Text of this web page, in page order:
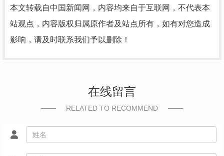
本文转载自中国新闻网，内容均来自于互联网，不代表本
站观点，内容版权归属原作者及站点所有，如有对您造成
影响，请及时联系我们予以删除！
在线留言
RELATED TO RECOMMEND